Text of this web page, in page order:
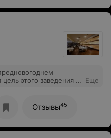
этого заведения –
интерьер –
еда – комбикорм.
подавалось с
от сырого,
Бонусом являлась
Еще
Отзывы45